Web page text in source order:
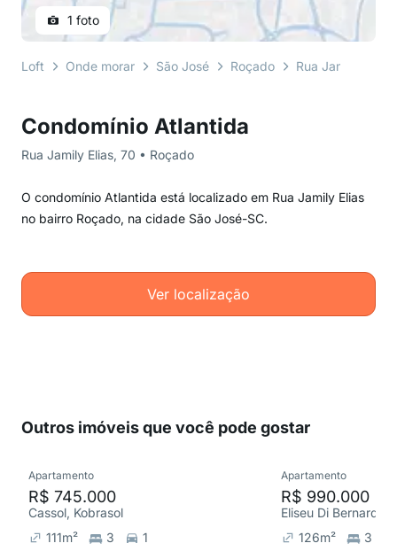
Condomínio Atlantida
Rua Jamily Elias, 70 • Roçado
O condomínio Atlantida está localizado em Rua Jamily Elias
no bairro Roçado, na cidade São José-SC.
Ver localização
1 foto
Loft Onde morar São José Roçado Rua Jamily Elias
Outros imóveis que você pode gostar
Apartamento
R$ 745.000
Cassol, Kobrasol
111m² 3
1
Apartamento
R$ 990.000
Eliseu Di Bernardi,
126m²
3